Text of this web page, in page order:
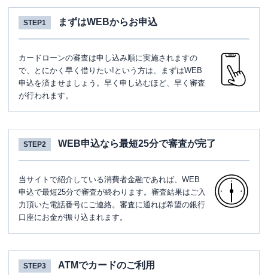
STEP1 まずはWEBからお申込
カードローンの審査は申し込み順に実施されますの
で、とにかく早く借りたい!という方は、まずはWEB
申込を済ませましょう。早く申し込むほど、早く審査
が行われます。
STEP2 WEB申込なら最短25分で審査が完了
当サイトで紹介している消費者金融であれば、WEB
申込で最短25分で審査が終わります。審査結果はご入
力頂いた電話番号にご連絡。審査に通れば希望の銀行
口座にお金が振り込まれます。
STEP3 ATMでカードのご利用